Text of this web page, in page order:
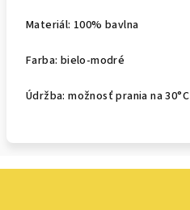
Materiál: 100% bavlna
Farba: bielo-modré
Údržba: možnosť prania na 30°C